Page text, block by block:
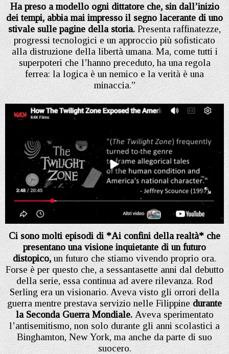
Ha preso a modello ogni dittatore che, sin dall’inizio
dei tempi, abbia mai impresso il segno lacerante di uno
stivale sulle pagine della storia.Presenta raffinatezze,
progressi tecnologici e un approccio più sofisticato
alla distruzione della libertà umana. Ma, come tutti i
superpoteri che l’hanno preceduto, ha una regola
ferrea: la logica è un nemico e la verità è una
minaccia.”
Ci sono molti episodi di *Ai confini della realtà* che
presentano una visione inquietante di un futuro
distopico,un futuro che stiamo vivendo proprio ora.
Forse è per questo che, a sessantasette anni dal debutto
della serie, essa continua ad avere rilevanza. Rod
Serling era un visionario. Aveva visto gli orrori della
guerra mentre prestava servizio nelle Filippinedurante
la Seconda Guerra Mondiale.Aveva sperimentato
l’antisemitismo, non solo durante gli anni scolastici a
Binghamton, New York, ma anche da parte di suo
suocero.